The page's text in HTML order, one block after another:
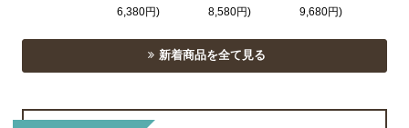
6,380円)
8,580円)
9,680円)
新着商品を全て見る